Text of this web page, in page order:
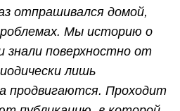
отпрашивался домой,
Мы историю о
знали поверхностно от
лишь
продвигаются. Проходит